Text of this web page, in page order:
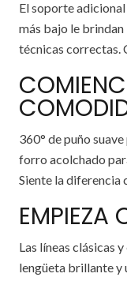
El soporte
más bajo le
técnicas correctas.
360° de puño
forro acolchado
Siente la diferencia
EMPIEZA
Las líneas clásicas
lengüeta brillante y